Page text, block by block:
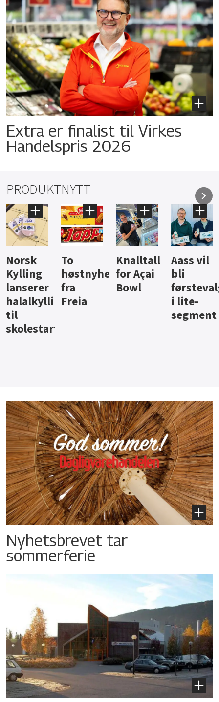
Extra er finalist til Virkes
Handelspris 2026
PRODUKTNYTT
Knalltall
for Açai
Bowl
Aass vil
bli
førstevalg
i lite-
Brus og
jus fra
Berentsen
Hard
iste fra
Hansa
Nyhetsbrevet tar
sommerferie